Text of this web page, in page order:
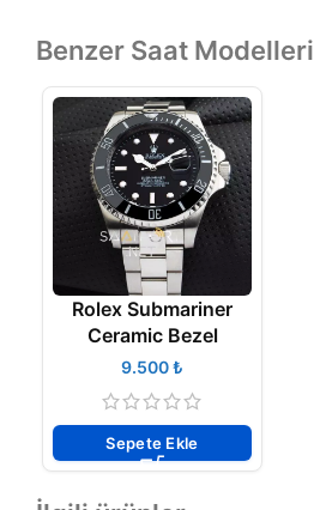
Benzer Saat Modelleri
Rolex Submariner
Ceramic Bezel
₺
Sepete Ekle